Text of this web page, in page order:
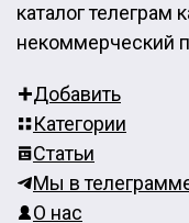
каталог телеграм
некоммерческий
Добавить
Категории
Статьи
Мы в
О нас